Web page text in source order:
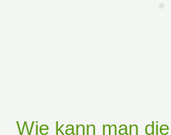
Wie kann man